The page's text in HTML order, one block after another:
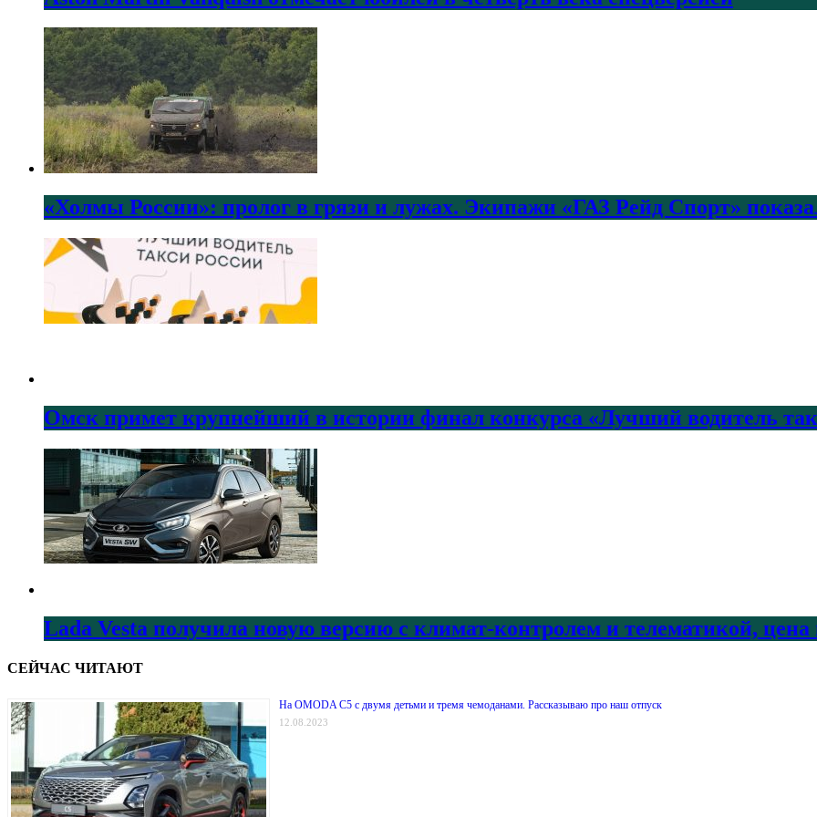
«Холмы России»: пролог в грязи и лужах. Экипажи «ГАЗ Рейд Спорт»
Омск примет крупнейший в истории финал конкурса «Лучший водитель
Lada Vesta получила новую версию с климат-контролем и телематикой, цена
СЕЙЧАС ЧИТАЮТ
На OMODA C5 с двумя детьми и тремя чемоданами. Рассказываю про наш отпуск
12.08.2023